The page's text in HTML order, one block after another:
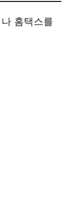
홈택스를